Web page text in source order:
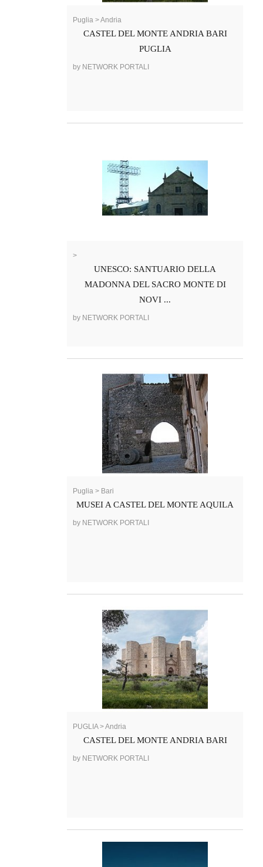
Puglia > Andria
CASTEL DEL MONTE ANDRIA BARI
PUGLIA
by NETWORK PORTALI
>
UNESCO: SANTUARIO DELLA
MADONNA DEL SACRO MONTE DI
NOVI ...
by NETWORK PORTALI
Puglia > Bari
MUSEI A CASTEL DEL MONTE AQUILA
by NETWORK PORTALI
PUGLIA > Andria
CASTEL DEL MONTE ANDRIA BARI
by NETWORK PORTALI